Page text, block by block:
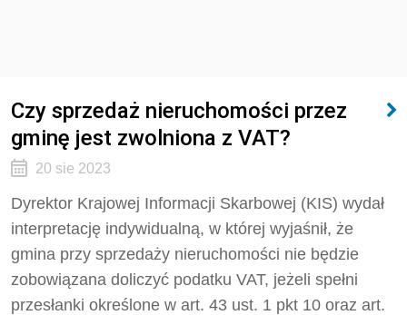
Czy sprzedaż nieruchomości przez
gminę jest zwolniona z VAT?
20 sie 2023
Dyrektor Krajowej Informacji Skarbowej (KIS) wydał
interpretację indywidualną, w której wyjaśnił, że
gmina przy sprzedaży nieruchomości nie będzie
zobowiązana doliczyć podatku VAT, jeżeli spełni
przesłanki określone w art. 43 ust. 1 pkt 10 oraz art.